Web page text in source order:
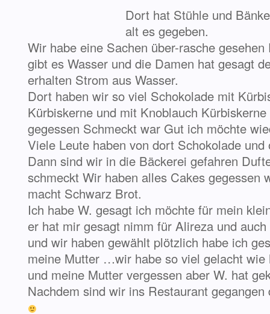
Dort hat Stühle und
alt es gegeben.
Wir habe eine Sachen über-rasche gesehen
gibt es Wasser und die Damen hat gesagt
erhalten Strom aus Wasser.
Dort haben wir so viel Schokolade mit
Kürbiskerne und mit Knoblauch
gegessen Schmeckt war Gut ich möchte
Viele Leute haben von dort Schokolade und
Dann sind wir in die Bäckerei gefahren
schmeckt Wir haben alles Cakes gegessen
macht Schwarz Brot.
Ich habe W. gesagt ich möchte für mein
er hat mir gesagt nimm für Alireza und
und wir haben gewählt plötzlich habe ich
meine Mutter …wir habe so viel gelacht wie
und meine Mutter vergessen aber W. hat
Nachdem sind wir ins Restaurant